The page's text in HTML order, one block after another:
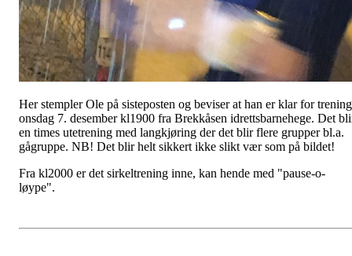
Her stempler Ole på sisteposten og beviser at han er klar for trening
onsdag 7. desember kl1900 fra Brekkåsen idrettsbarnehege. Det
en times utetrening med langkjøring der det blir flere grupper bl.a.
gågruppe. NB! Det blir helt sikkert ikke slikt vær som på bildet!
Fra kl2000 er det sirkeltrening inne, kan hende med "pause-o-
løype".